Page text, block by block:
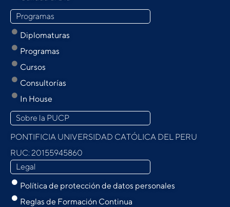
Programas
Diplomaturas
Programas
Cursos
Consultorías
In House
Sobre la PUCP
PONTIFICIA UNIVERSIDAD CATÓLICA DEL PERU
RUC: 20155945860
Legal
Política de protección de datos personales
Reglas de Formación Continua